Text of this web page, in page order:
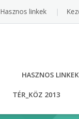
Hasznos linkek
HASZNOS LINKEK
TÉR_KÖZ 2013